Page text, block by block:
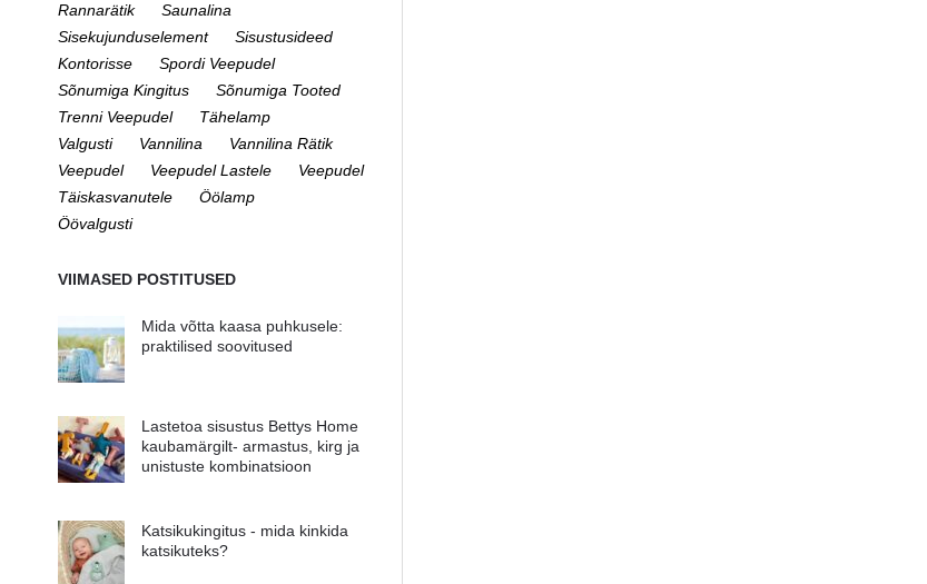
Rannarätik
Saunalina
Sisekujunduselement
Sisustusideed
Kontorisse
Spordi Veepudel
Sõnumiga Kingitus
Sõnumiga Tooted
Trenni Veepudel
Tähelamp
Valgusti
Vannilina
Vannilina Rätik
Veepudel
Veepudel Lastele
Veepudel
Täiskasvanutele
Öölamp
Öövalgusti
VIIMASED POSTITUSED
Mida võtta kaasa puhkusele:
praktilised soovitused
Lastetoa sisustus Bettys Home
kaubamärgilt- armastus, kirg ja
unistuste kombinatsioon
Katsikukingitus - mida kinkida
katsikuteks?